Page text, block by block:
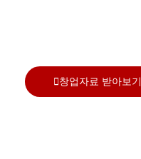
창업자료 받아보기